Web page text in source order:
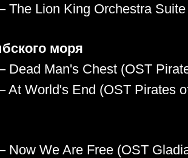
The Lion King Orchestra
моря
Dead Man's Chest (OST
At World's End (OST Pirates
Now We Are Free (OST